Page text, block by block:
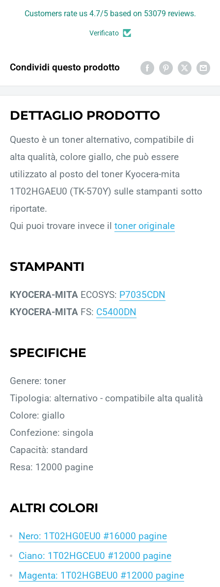
Customers rate us 4.7/5 based on 53079 reviews.
Verificato
Condividi questo prodotto
DETTAGLIO PRODOTTO
Questo è un toner alternativo, compatibile di
alta qualità, colore giallo, che può essere
utilizzato al posto del toner Kyocera-mita
1T02HGAEU0 (TK-570Y) sulle stampanti sotto
riportate.
Qui puoi trovare invece il toner originale
STAMPANTI
KYOCERA-MITA ECOSYS: P7035CDN
KYOCERA-MITA FS: C5400DN
SPECIFICHE
Genere: toner
Tipologia: alternativo - compatibile alta qualità
Colore: giallo
Confezione: singola
Capacità: standard
Resa: 12000 pagine
ALTRI COLORI
Nero: 1T02HG0EU0 #16000 pagine
Ciano: 1T02HGCEU0 #12000 pagine
Magenta: 1T02HGBEU0 #12000 pagine